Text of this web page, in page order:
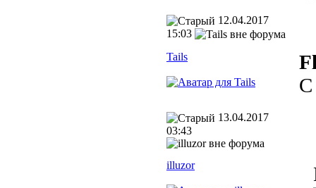
12.04.2017
15:03
Tails
С
13.04.2017
03:43
illuzor